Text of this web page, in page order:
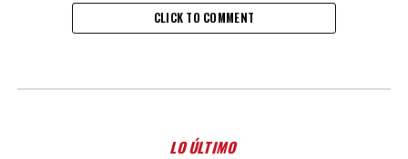
CLICK TO COMMENT
LO ÚLTIMO